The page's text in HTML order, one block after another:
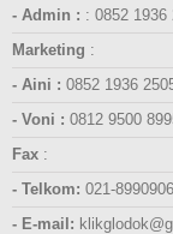
- Admin : : 0852 1936
Marketing :
- Aini : 0852 1936
- Voni : 0812 9500
Fax :
- Telkom: 021-
- E-mail: